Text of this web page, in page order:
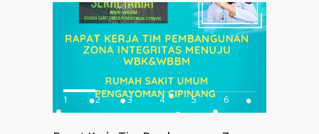
1 2 3 4 5 6